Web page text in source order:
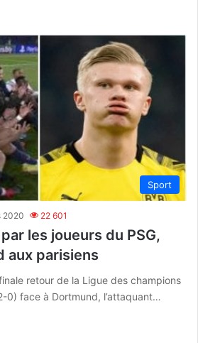
Sport
2020 22 601
les joueurs du PSG,
aux parisiens
retour de la Ligue des champions
0) face à Dortmund, l’attaquant…